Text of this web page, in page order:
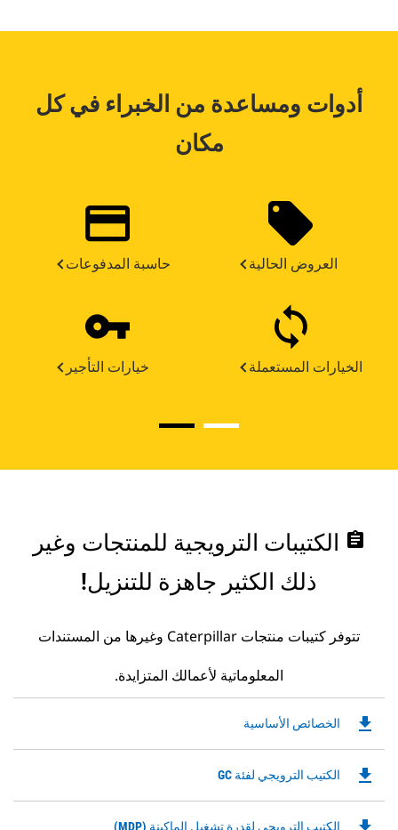
أدوات ومساعدة من الخبراء في كل
مكان
حاسبة المدفوعات العروض الحالية
خيارات التأجير الخيارات المستعملة
assignment الكتيبات الترويجية للمنتجات وغير
ذلك الكثير جاهزة للتنزيل!
تتوفر كتيبات منتجات Caterpillar وغيرها من المستندات
المعلوماتية لأعمالك المتزايدة.
الخصائص الأساسيةDownloadable
a
New
file_download
الكتيب الترويجي لفئة GCDownloadable
file_download
الكتيب الترويجي لقدرة تشغيل الماكينة (MDP)Downloadable